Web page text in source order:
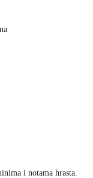
i notama hrasta.